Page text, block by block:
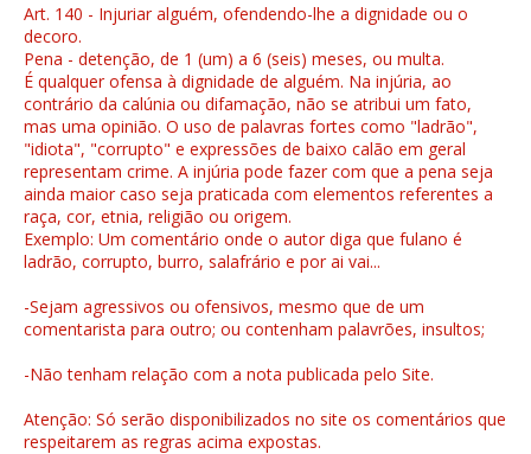
Art. 140 - Injuriar alguém, ofendendo-lhe a dignidade ou o
decoro.
Pena - detenção, de 1 (um) a 6 (seis) meses, ou multa.
É qualquer ofensa à dignidade de alguém. Na injúria, ao
contrário da calúnia ou difamação, não se atribui um fato,
mas uma opinião. O uso de palavras fortes como "ladrão",
"idiota", "corrupto" e expressões de baixo calão em geral
representam crime. A injúria pode fazer com que a pena seja
ainda maior caso seja praticada com elementos referentes a
raça, cor, etnia, religião ou origem.
Exemplo: Um comentário onde o autor diga que fulano é
ladrão, corrupto, burro, salafrário e por ai vai...
-Sejam agressivos ou ofensivos, mesmo que de um
comentarista para outro; ou contenham palavrões, insultos;
-Não tenham relação com a nota publicada pelo Site.
Atenção: Só serão disponibilizados no site os comentários que
respeitarem as regras acima expostas.